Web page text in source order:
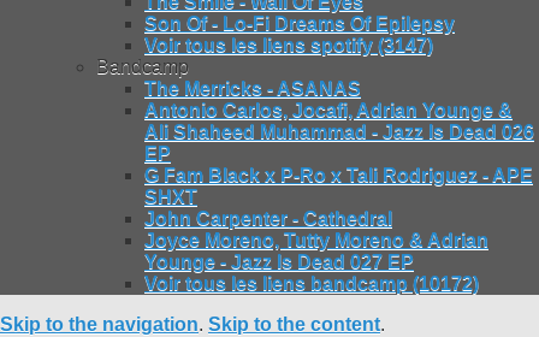
Son Of - Lo-Fi Dreams Of Epilepsy
Voir tous les liens spotify (3147)
Bandcamp
The Merricks - ASANAS
Antonio Carlos, Jocafi, Adrian Younge &
Ali Shaheed Muhammad - Jazz Is Dead 026
EP
G Fam Black x P-Ro x Tali Rodriguez - APE
SHXT
John Carpenter - Cathedral
Joyce Moreno, Tutty Moreno & Adrian
Younge - Jazz Is Dead 027 EP
Voir tous les liens bandcamp (10172)
Skip to the navigation. Skip to the content.